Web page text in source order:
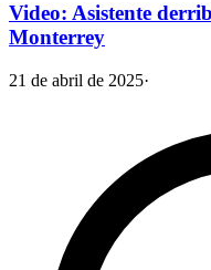
Video: Asistente
Monterrey
21 de abril de 2025·